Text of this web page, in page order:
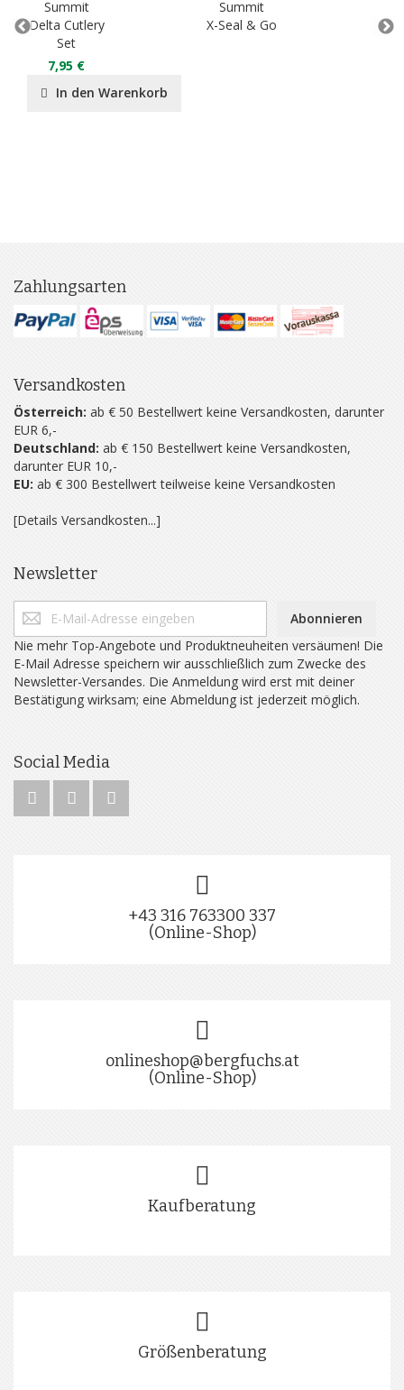
Summit
Delta Cutlery
Set
7,95 €
In den Warenkorb
Summit
X-Seal & Go
Zahlungsarten
Versandkosten
Österreich: ab € 50 Bestellwert keine Versandkosten, darunter
EUR 6,-
Deutschland: ab € 150 Bestellwert keine Versandkosten,
darunter EUR 10,-
EU: ab € 300 Bestellwert teilweise keine Versandkosten
[Details Versandkosten...]
Newsletter
Abonnieren
Nie mehr Top-Angebote und Produktneuheiten versäumen! Die
E-Mail Adresse speichern wir ausschließlich zum Zwecke des
Newsletter-Versandes. Die Anmeldung wird erst mit deiner
Bestätigung wirksam; eine Abmeldung ist jederzeit möglich.
Social Media
+43 316 763300 337
(Online-Shop)
onlineshop@bergfuchs.at
(Online-Shop)
Kaufberatung
Größenberatung